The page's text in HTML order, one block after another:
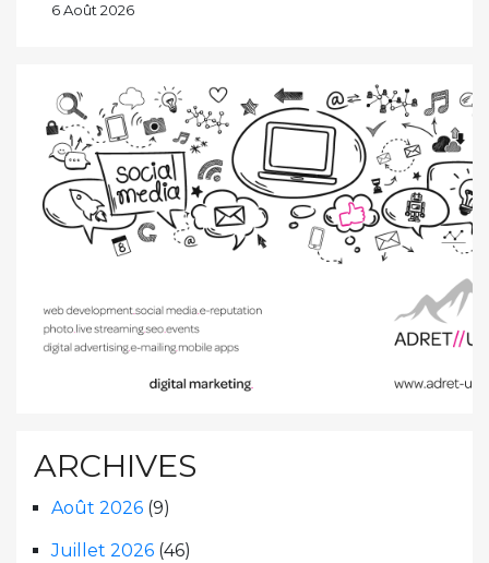
6 Août 2026
ARCHIVES
Août 2026 (9)
Juillet 2026 (46)